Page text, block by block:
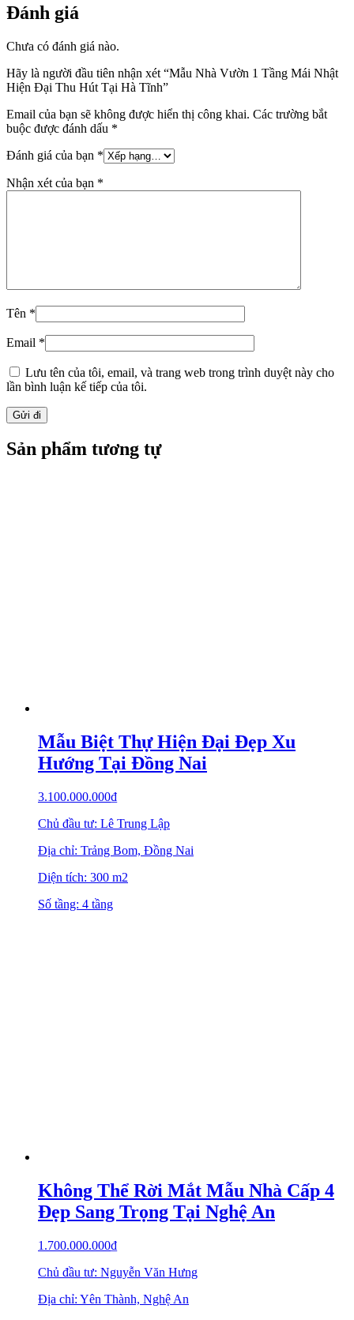
Đánh giá
Chưa có đánh giá nào.
Hãy là người đầu tiên nhận xét “Mẫu Nhà Vườn 1 Tầng Mái Nhật
Hiện Đại Thu Hút Tại Hà Tĩnh”
Email của bạn sẽ không được hiển thị công khai. Các trường bắt
buộc được đánh dấu *
Đánh giá của bạn *
Nhận xét của bạn *
Tên *
Email *
Lưu tên của tôi, email, và trang web trong trình duyệt này cho
lần bình luận kế tiếp của tôi.
Sản phẩm tương tự
Mẫu Biệt Thự Hiện Đại Đẹp Xu
Hướng Tại Đồng Nai
3.100.000.000₫
Chủ đầu tư: Lê Trung Lập
Địa chỉ: Trảng Bom, Đồng Nai
Diện tích: 300 m2
Số tầng: 4 tầng
Không Thể Rời Mắt Mẫu Nhà Cấp 4
Đẹp Sang Trọng Tại Nghệ An
1.700.000.000₫
Chủ đầu tư: Nguyễn Văn Hưng
Địa chỉ: Yên Thành, Nghệ An